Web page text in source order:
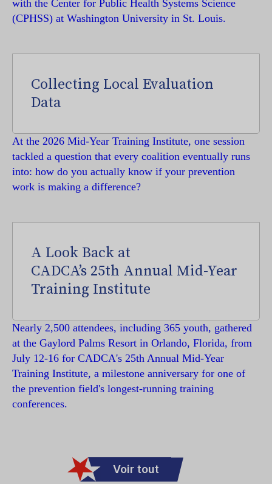
with the Center for Public Health Systems Science
(CPHSS) at Washington University in St. Louis.
Collecting Local Evaluation
Data
At the 2026 Mid-Year Training Institute, one session
tackled a question that every coalition eventually runs
into: how do you actually know if your prevention
work is making a difference?
A Look Back at
CADCA’s 25th Annual Mid-Year
Training Institute
Nearly 2,500 attendees, including 365 youth, gathered
at the Gaylord Palms Resort in Orlando, Florida, from
July 12-16 for CADCA's 25th Annual Mid-Year
Training Institute, a milestone anniversary for one of
the prevention field's longest-running training
conferences.
Voir tout